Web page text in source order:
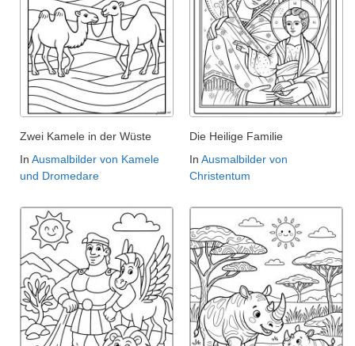
Zwei Kamele in der Wüste
In Ausmalbilder von Kamele
und Dromedare
Die Heilige Familie
In Ausmalbilder von
Christentum